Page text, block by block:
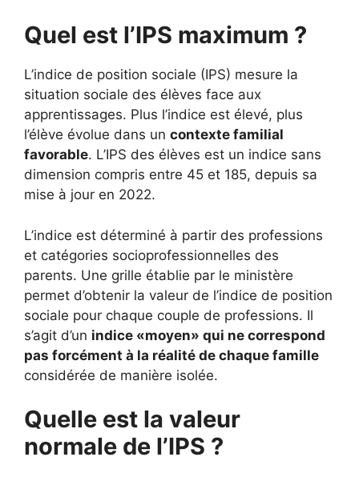
Quel est l’IPS maximum ?
L’indice de position sociale (IPS) mesure la
situation sociale des élèves face aux
apprentissages. Plus l’indice est élevé, plus
l’élève évolue dans un contexte familial
favorable. L’IPS des élèves est un indice sans
dimension compris entre 45 et 185, depuis sa
mise à jour en 2022.
L’indice est déterminé à partir des professions
et catégories socioprofessionnelles des
parents. Une grille établie par le ministère
permet d’obtenir la valeur de l’indice de position
sociale pour chaque couple de professions. Il
s’agit d’un indice «moyen» qui ne correspond
pas forcément à la réalité de chaque famille
considérée de manière isolée.
Quelle est la valeur
normale de l’IPS ?